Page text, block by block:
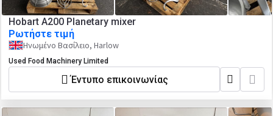
Hobart A200 Planetary mixer
Ρωτήστε τιμή
Ηνωμένο Βασίλειο, Harlow
Used Food Machinery Limited
Έντυπο επικοινωνίας